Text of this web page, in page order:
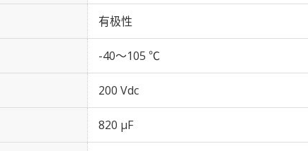
有极性
-40～105 ℃
200 Vdc
820 µF